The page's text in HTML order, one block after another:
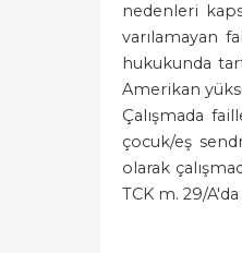
nedenleri
varılamayan
hukukunda
Amerikan
Çalışmada
çocuk/eş
olarak
TCK m. 29/